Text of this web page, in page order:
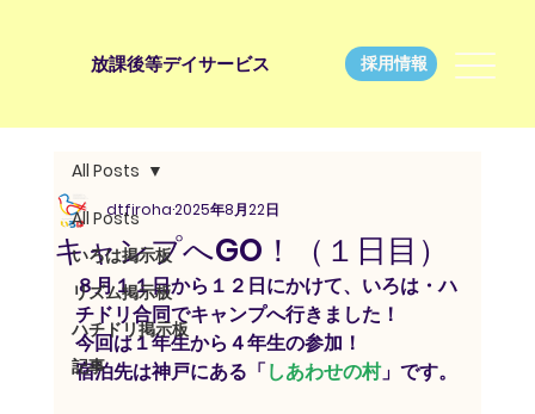
放課後等デイサービス 採用情報
All Posts
いろは掲示板
リズム掲示板
ハチドリ掲示板
記事
All Posts
キャンプへGO！（１日目）
dtfiroha2025年8月22日
８月１１日から１２日にかけて、いろは・ハ
チドリ合同でキャンプへ行きました！
今回は１年生から４年生の参加！
宿泊先は神戸にある「しあわせの村」です。